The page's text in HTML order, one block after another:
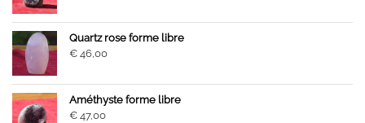
Quartz rose forme libre
€ 46,00
Améthyste forme libre
€ 47,00